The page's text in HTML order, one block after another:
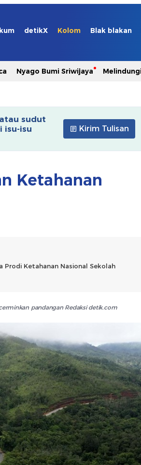
detikX Kolom Blak blakan
Nyago Bumi Sriwijaya
sudut
isu-isu
Kirim Tulisan
Ketahanan
Prodi Ketahanan Nasional Sekolah
pandangan Redaksi detik.com